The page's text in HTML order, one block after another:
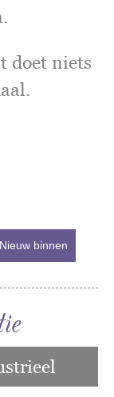
doet niets
Nieuw binnen